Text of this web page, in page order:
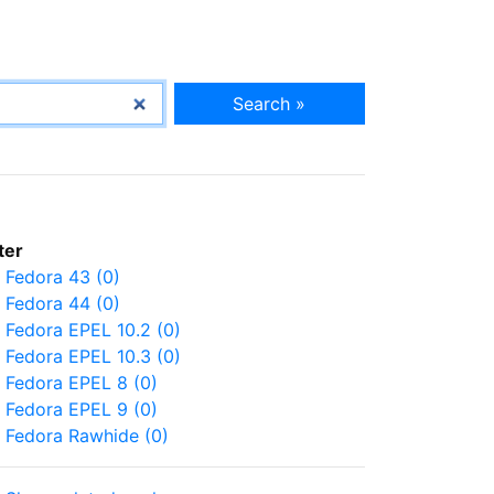
Search »
Fedora 43 (0)
Fedora 44 (0)
Fedora EPEL 10.2 (0)
Fedora EPEL 10.3 (0)
Fedora EPEL 8 (0)
Fedora EPEL 9 (0)
Fedora Rawhide (0)